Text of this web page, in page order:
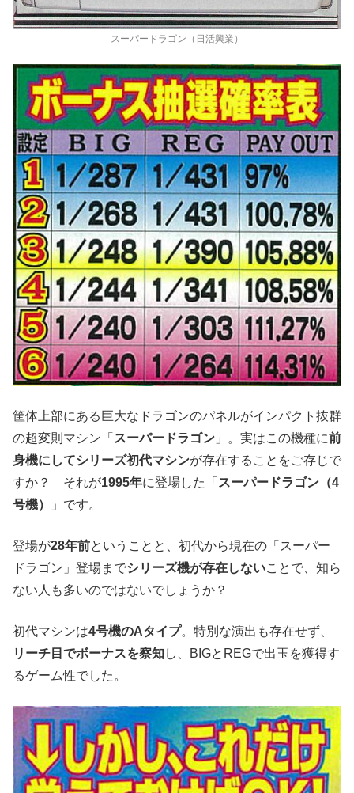
スーパードラゴン（日活興業）
筐体上部にある巨大なドラゴンのパネルがインパクト抜群
の超変則マシン「 スーパードラゴン 」。実はこの機種に前
身機にしてシリーズ初代マシンが存在することをご存じで
すか？ それが1995年に登場した「 スーパードラゴン（4
号機）
」です。
登場が28年前ということと、初代から現在の「スーパー
ドラゴン」登場までシリーズ機が存在しないことで、知ら
ない人も多いのではないでしょうか？
初代マシンは4号機のAタイプ。特別な演出も存在せず、
リーチ目でボーナスを察知し、BIGとREGで出玉を獲得す
るゲーム性でした。